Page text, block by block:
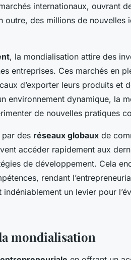
internationaux, ouvrant
outre, des millions de nouvelles
, la mondialisation attire des
entreprises. Ces marchés en
d’exporter leurs produits et
environnement dynamique, la
de nouvelles pratiques
des réseaux globaux de
accéder rapidement aux
de développement. Cela
rendant
un levier pour
mondialisation